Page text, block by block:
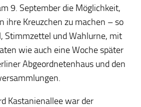
9. September die Möglichkeit,
ihre Kreuzchen zu machen – so
Stimmzettel und Wahlurne, mit
wie auch eine Woche später
Abgeordnetenhaus und den
Kastanienallee war der